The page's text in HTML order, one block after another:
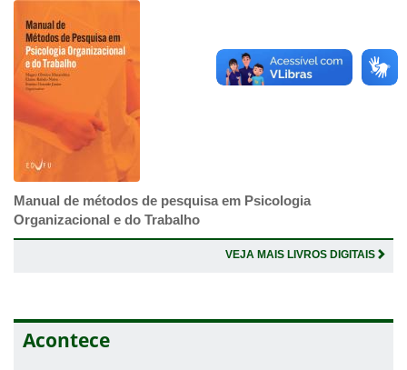
Manual de métodos de pesquisa em Psicologia
Organizacional e do Trabalho
VEJA MAIS LIVROS DIGITAIS
Acontece